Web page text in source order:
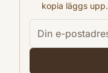
Språk
Svenska
Format
kopia läggs upp.